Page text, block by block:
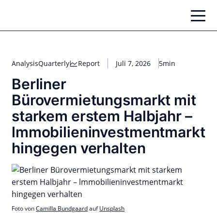
springen
AnalysisQuarterly Report Juli 7, 2026 5min
Berliner
Bürovermietungsmarkt mit
starkem erstem Halbjahr –
lmmobilieninvestmentmarkt
hingegen verhalten
Foto vonCamilla BundgaardaufUnsplash